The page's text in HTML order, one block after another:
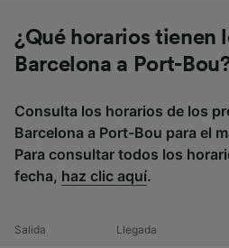
¿Qué horarios tienen
Barcelona a Port-
Consulta los horarios de los
Barcelona a Port-Bou para el
Para consultar todos los
fecha, haz clic aquí.
Salida Llegada